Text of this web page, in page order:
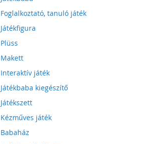
Foglalkoztató, tanuló játék
Játékfigura
Plüss
Makett
Interaktív játék
Játékbaba kiegészítő
Játékszett
Kézműves játék
Babaház